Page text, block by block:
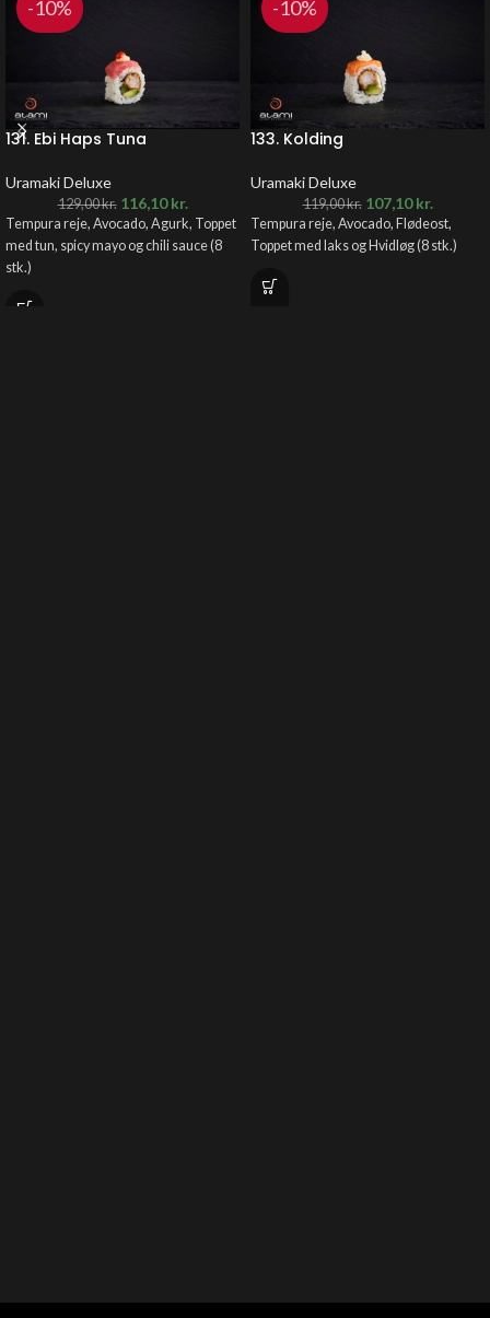
-10%
131. Ebi Haps Tuna
Uramaki Deluxe
129,00kr. 116,10kr.
Tempura reje, Avocado, Agurk, Toppet
med tun, spicy mayo og chili sauce (8
stk.)
-10%
133. Kolding
Uramaki Deluxe
119,00kr. 107,10kr.
Tempura reje, Avocado, Flødeost,
Toppet med laks og Hvidløg (8 stk.)